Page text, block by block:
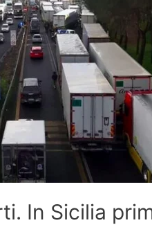
In Sicilia